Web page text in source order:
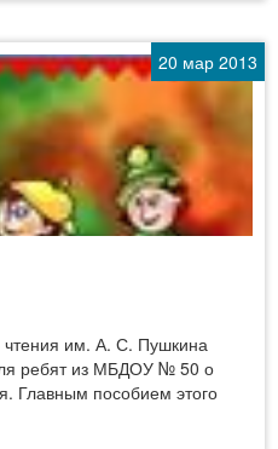
20 мар 2013
им. А. С. Пушкина
ребят из МБДОУ № 50 о
Главным пособием этого